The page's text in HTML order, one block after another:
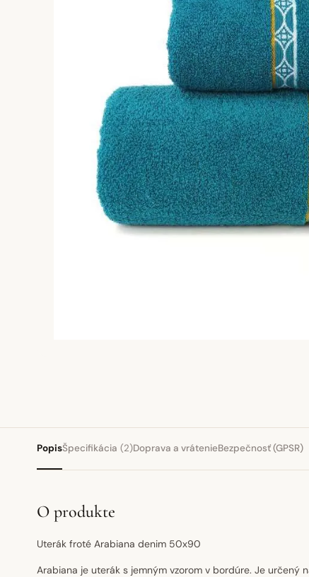
PopisŠpecifikácia (2)Doprava a vrátenieBezpečnosť (GPSR)
O produkte
Uterák froté Arabiana denim 50x90
Arabiana je uterák s jemným vzorom v bordúre. Je určený